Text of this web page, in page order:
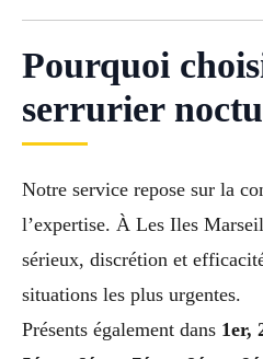
Pourquoi
serrurier
Notre service repose sur la
l’expertise. À Les Iles
sérieux, discrétion et
situations les plus urgentes.
Présents également dans 1er,